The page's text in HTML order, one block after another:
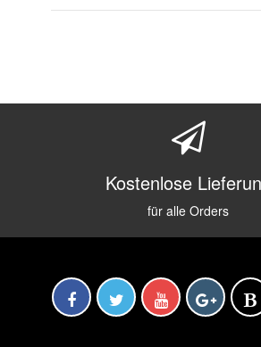
Kostenlose
für alle Orders